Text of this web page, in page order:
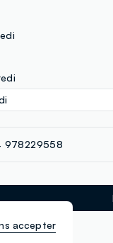
978229558
accepter